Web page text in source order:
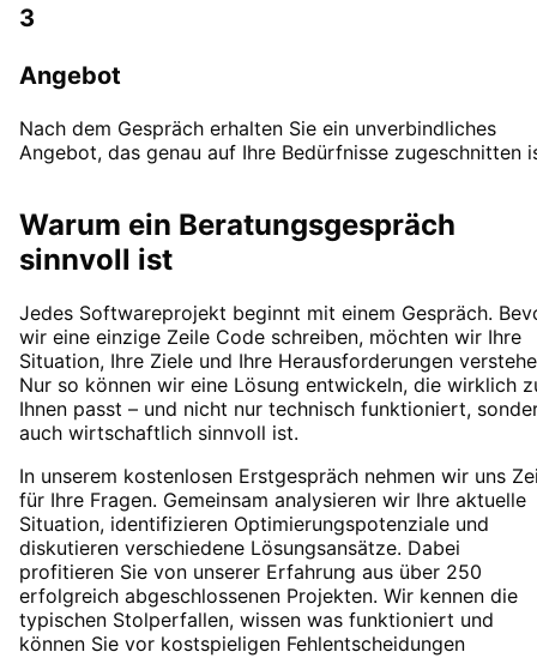
3
Angebot
Nach dem Gespräch erhalten Sie ein unverbindliches
Angebot, das genau auf Ihre Bedürfnisse zugeschnitten
Warum ein Beratungsgespräch
sinnvoll ist
Jedes Softwareprojekt beginnt mit einem Gespräch.
wir eine einzige Zeile Code schreiben, möchten wir Ihre
Situation, Ihre Ziele und Ihre Herausforderungen
Nur so können wir eine Lösung entwickeln, die wirklich
Ihnen passt – und nicht nur technisch funktioniert,
auch wirtschaftlich sinnvoll ist.
In unserem kostenlosen Erstgespräch nehmen wir uns
für Ihre Fragen. Gemeinsam analysieren wir Ihre aktuelle
Situation, identifizieren Optimierungspotenziale und
diskutieren verschiedene Lösungsansätze. Dabei
profitieren Sie von unserer Erfahrung aus über 250
erfolgreich abgeschlossenen Projekten. Wir kennen die
typischen Stolperfallen, wissen was funktioniert und
können Sie vor kostspieligen Fehlentscheidungen